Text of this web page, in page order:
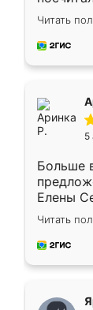
делу
за день,
Читать
5
Больше
Елены
для
Читать